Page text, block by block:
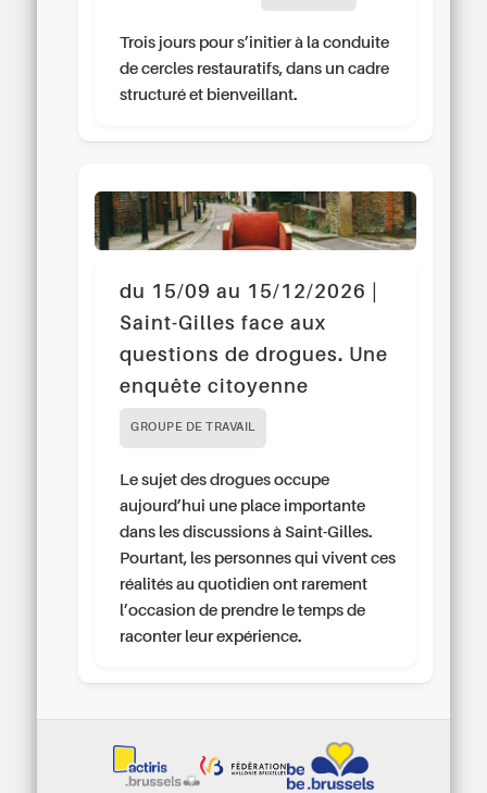
Trois jours pour s’initier à la conduite
de cercles restauratifs, dans un cadre
structuré et bienveillant.
du 15/09 au 15/12/2026 |
Saint-Gilles face aux
questions de drogues. Une
enquête citoyenne
GROUPE DE TRAVAIL
Le sujet des drogues occupe
aujourd’hui une place importante
dans les discussions à Saint-Gilles.
Pourtant, les personnes qui vivent ces
réalités au quotidien ont rarement
l’occasion de prendre le temps de
raconter leur expérience.